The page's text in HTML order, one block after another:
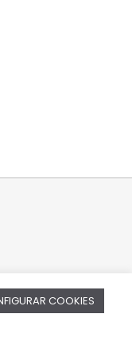
COOKIES